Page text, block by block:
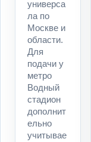
универса
ла по
Москве и
области.
Для
подачи у
метро
Водный
стадион
дополнит
ельно
учитывае